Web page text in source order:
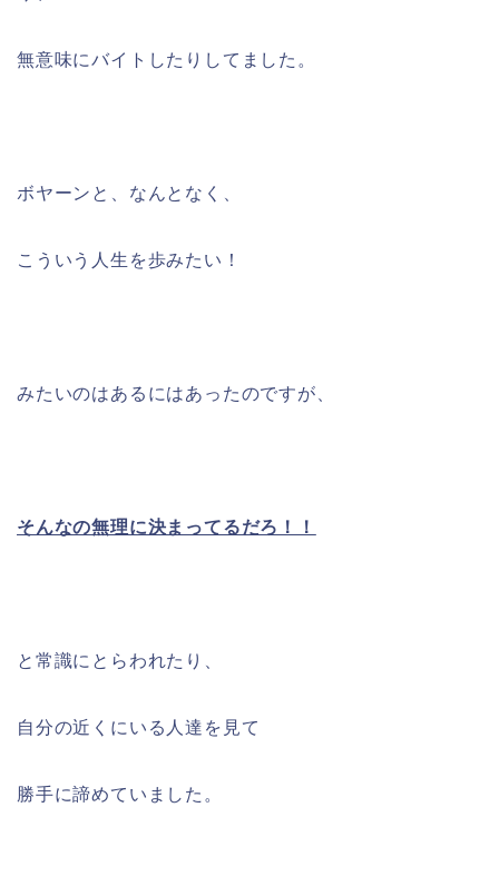
無意味にバイトしたりしてました。
ボヤーンと、なんとなく、
こういう人生を歩みたい！
みたいのはあるにはあったのですが、
そんなの無理に決まってるだろ！！
と常識にとらわれたり、
自分の近くにいる人達を見て
勝手に諦めていました。